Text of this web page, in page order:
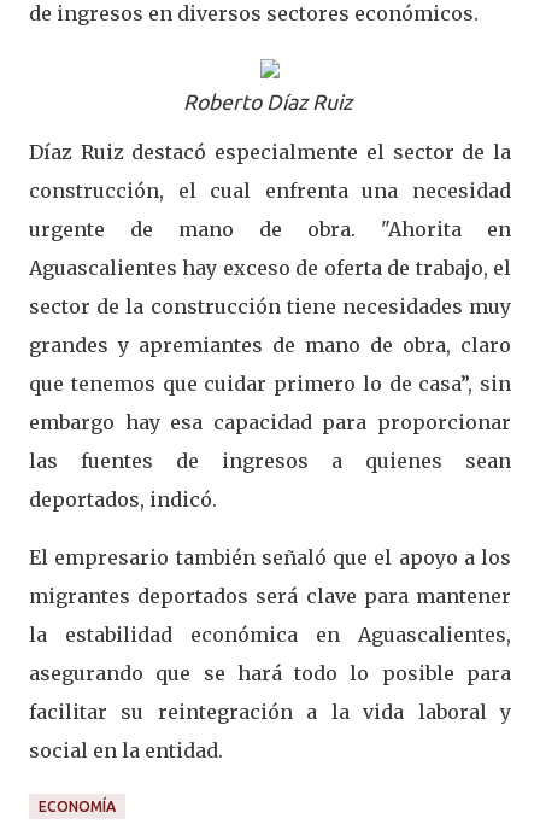
de ingresos en diversos sectores económicos.
Roberto Díaz Ruiz
Díaz Ruiz destacó especialmente el sector de la
construcción, el cual enfrenta una necesidad
urgente de mano de obra. "Ahorita en
Aguascalientes hay exceso de oferta de trabajo, el
sector de la construcción tiene necesidades muy
grandes y apremiantes de mano de obra, claro
que tenemos que cuidar primero lo de casa”, sin
embargo hay esa capacidad para proporcionar
las fuentes de ingresos a quienes sean
deportados, indicó.
El empresario también señaló que el apoyo a los
migrantes deportados será clave para mantener
la estabilidad económica en Aguascalientes,
asegurando que se hará todo lo posible para
facilitar su reintegración a la vida laboral y
social en la entidad.
ECONOMÍA